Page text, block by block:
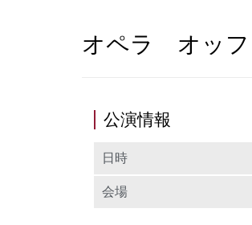
オペラ オッフ
公演情報
日時
会場